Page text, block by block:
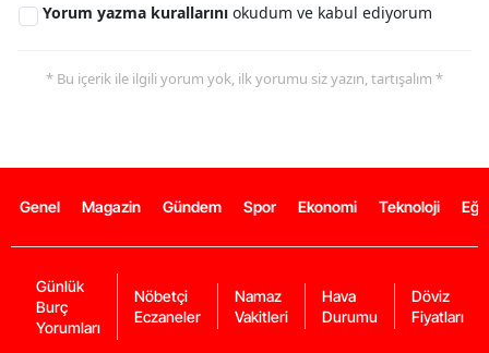
Yorum yazma kurallarını okudum ve kabul ediyorum
* Bu içerik ile ilgili yorum yok, ilk yorumu siz yazın, tartışalım *
Genel Magazin Gündem Spor Ekonomi Teknoloji
Günlük
Burç
Yorumları
Nöbetçi
Eczaneler
Namaz
Vakitleri
Hava
Durumu
Döviz
Fiyatları